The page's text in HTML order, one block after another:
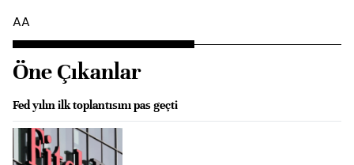
AA
Öne Çıkanlar
Fed yılın ilk toplantısını pas geçti